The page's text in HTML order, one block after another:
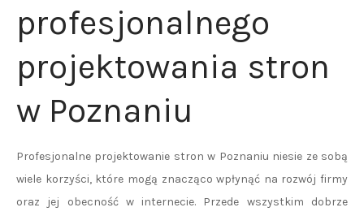
profesjonalnego
projektowania stron
w Poznaniu
Profesjonalne projektowanie stron w Poznaniu niesie ze sobą
wiele korzyści, które mogą znacząco wpłynąć na rozwój firmy
oraz jej obecność w internecie. Przede wszystkim dobrze